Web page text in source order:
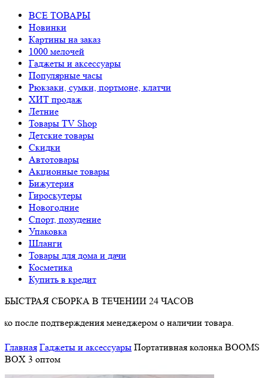
ВСЕ ТОВАРЫ
Новинки
Картины на заказ
1000 мелочей
Гаджеты и аксессуары
Популярные часы
Рюкзаки, сумки, портмоне, клатчи
ХИТ продаж
Летние
Товары TV Shop
Детские товары
Cкидки
Автотовары
Акционные товары
Бижутерия
Гироскутеры
Новогодние
Спорт, похудение
Упаковка
Шланги
Товары для дома и дачи
Косметика
Купить в кредит
БЫСТРАЯ СБОРКА В ТЕЧЕНИИ 24 ЧАСОВ
менеджером о наличии товара.
Главная Гаджеты и аксессуары Портативная колонка BOOMS
BOX 3 оптом